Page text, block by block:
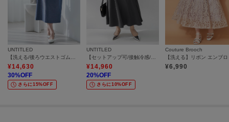
UNTITLED
【洗える/後ろウエストゴム】オックスアイラインスカート
¥14,630
30%OFF
さらに15%OFF
UNTITLED
【セットアップ可/接触冷感/遮熱】リラクシーフレアスカート
¥14,960
20%OFF
さらに10%OFF
Couture Brooch
¥6,990